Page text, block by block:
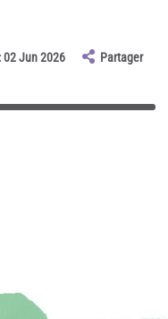
02 Jun 2026
Partager